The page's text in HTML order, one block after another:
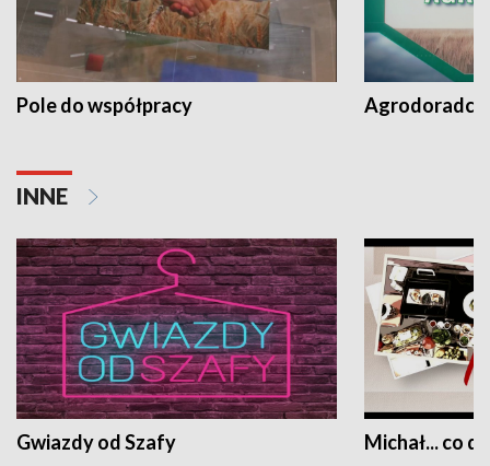
Pole do współpracy Agrodoradcy
INNE
Gwiazdy od Szafy Michał... co